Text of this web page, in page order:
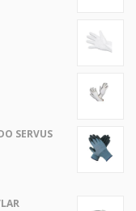
SERVUS